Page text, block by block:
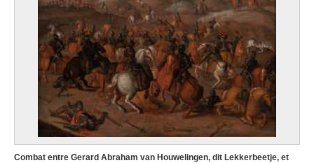
Combat entre Gerard Abraham van Houwelingen, dit Lekkerbeetje, et